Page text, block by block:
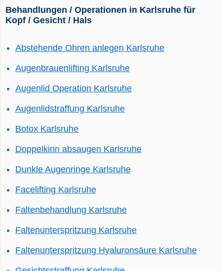
Behandlungen / Operationen in Karlsruhe für
Kopf / Gesicht / Hals
Abstehende Ohren anlegen Karlsruhe
Augenbrauenlifting Karlsruhe
Augenlid Operation Karlsruhe
Augenlidstraffung Karlsruhe
Botox Karlsruhe
Doppelkinn absaugen Karlsruhe
Dunkle Augenringe Karlsruhe
Facelifting Karlsruhe
Faltenbehandlung Karlsruhe
Faltenunterspritzung Karlsruhe
Faltenunterspritzung Hyaluronsäure Karlsruhe